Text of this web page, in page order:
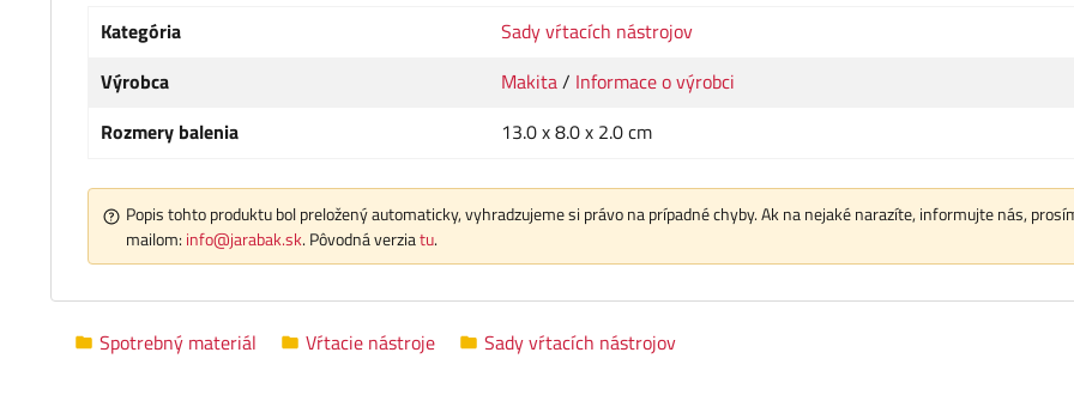
Kategória
Sady vŕtacích nástrojov
Výrobca
Makita/ Informace o výrobci
Rozmery balenia
13.0 x 8.0 x 2.0 cm
Popis tohto produktu bol preložený automaticky, vyhradzujeme si právo na prípadné chyby. Ak na nejaké narazíte, informujte nás,
mailom: info@jarabak.sk. Pôvodná verziatu.
Spotrebný materiál Vŕtacie nástroje Sady vŕtacích nástrojov